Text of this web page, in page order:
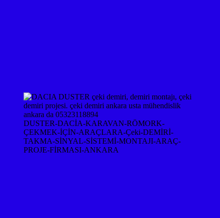
DUSTER-DACİA-KARAVAN-RÖMORK-
ÇEKMEK-İÇİN-ARAÇLARA-Çeki-DEMİRİ-
TAKMA-SİNYAL-SİSTEMİ-MONTAJI-ARAÇ-
PROJE-FİRMASI-ANKARA